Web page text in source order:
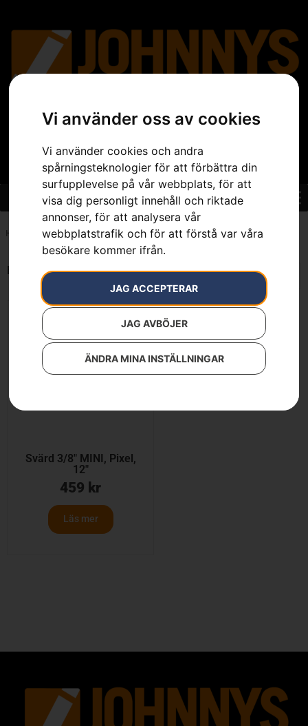
Vi använder oss av cookies
Vi använder cookies och andra
spårningsteknologier för att förbättra din
surfupplevelse på vår webbplats, för att
visa dig personligt innehåll och riktade
annonser, för att analysera vår
webbplatstrafik och för att förstå var våra
besökare kommer ifrån.
JAG ACCEPTERAR
JAG AVBÖJER
ÄNDRA MINA INSTÄLLNINGAR
Hem 7391883080870
Endast ett sökresultat
Svärd 3/8″ MINI, Pixel,
12″
459 kr
Läs mer